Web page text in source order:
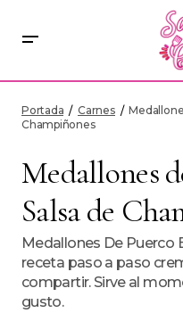
Portada Carnes
Champiñones
Medallones
Salsa de
Medallones De Puerco
receta paso a paso
compartir. Sirve al
gusto.